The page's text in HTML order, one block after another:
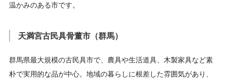
温かみのある市です。
天満宮古民具骨董市（群馬）
群馬県最大規模の古民具市で、農具や生活道具、木製家具など素
朴で実用的な品が中心。地域の暮らしに根差した雰囲気があり、